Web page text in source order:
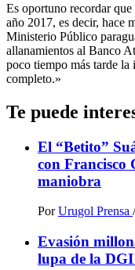
Es oportuno recordar
año 2017, es decir, hace
Ministerio Público
allanamientos al Banco
poco tiempo más tarde
completo.»
Te puede
El “Betito”
con Francisco
maniobra
Por Urugol Prensa /
Evasión
lupa de la